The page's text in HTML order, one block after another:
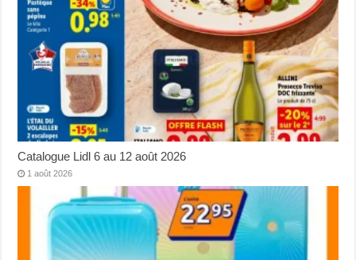
Catalogue Lidl 6 au 12 août 2026
1 août 2026